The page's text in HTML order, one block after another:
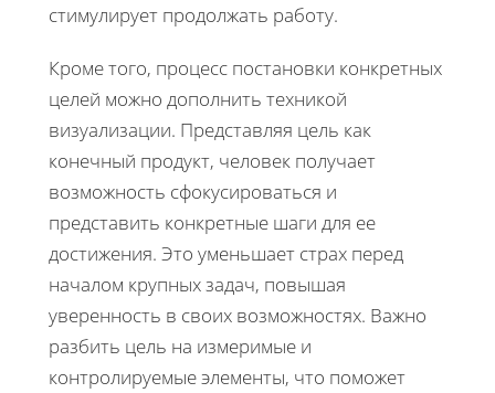
стимулирует продолжать работу.
Кроме того, процесс постановки конкретных
целей можно дополнить техникой
визуализации. Представляя цель как
конечный продукт, человек получает
возможность сфокусироваться и
представить конкретные шаги для ее
достижения. Это уменьшает страх перед
началом крупных задач, повышая
уверенность в своих возможностях. Важно
разбить цель на измеримые и
контролируемые элементы, что поможет